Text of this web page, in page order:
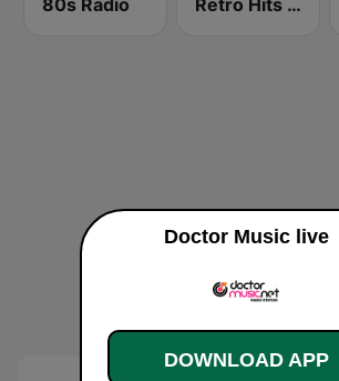
80s Radio Retro Hits Canada
Doctor Music live
DOWNLOAD APP